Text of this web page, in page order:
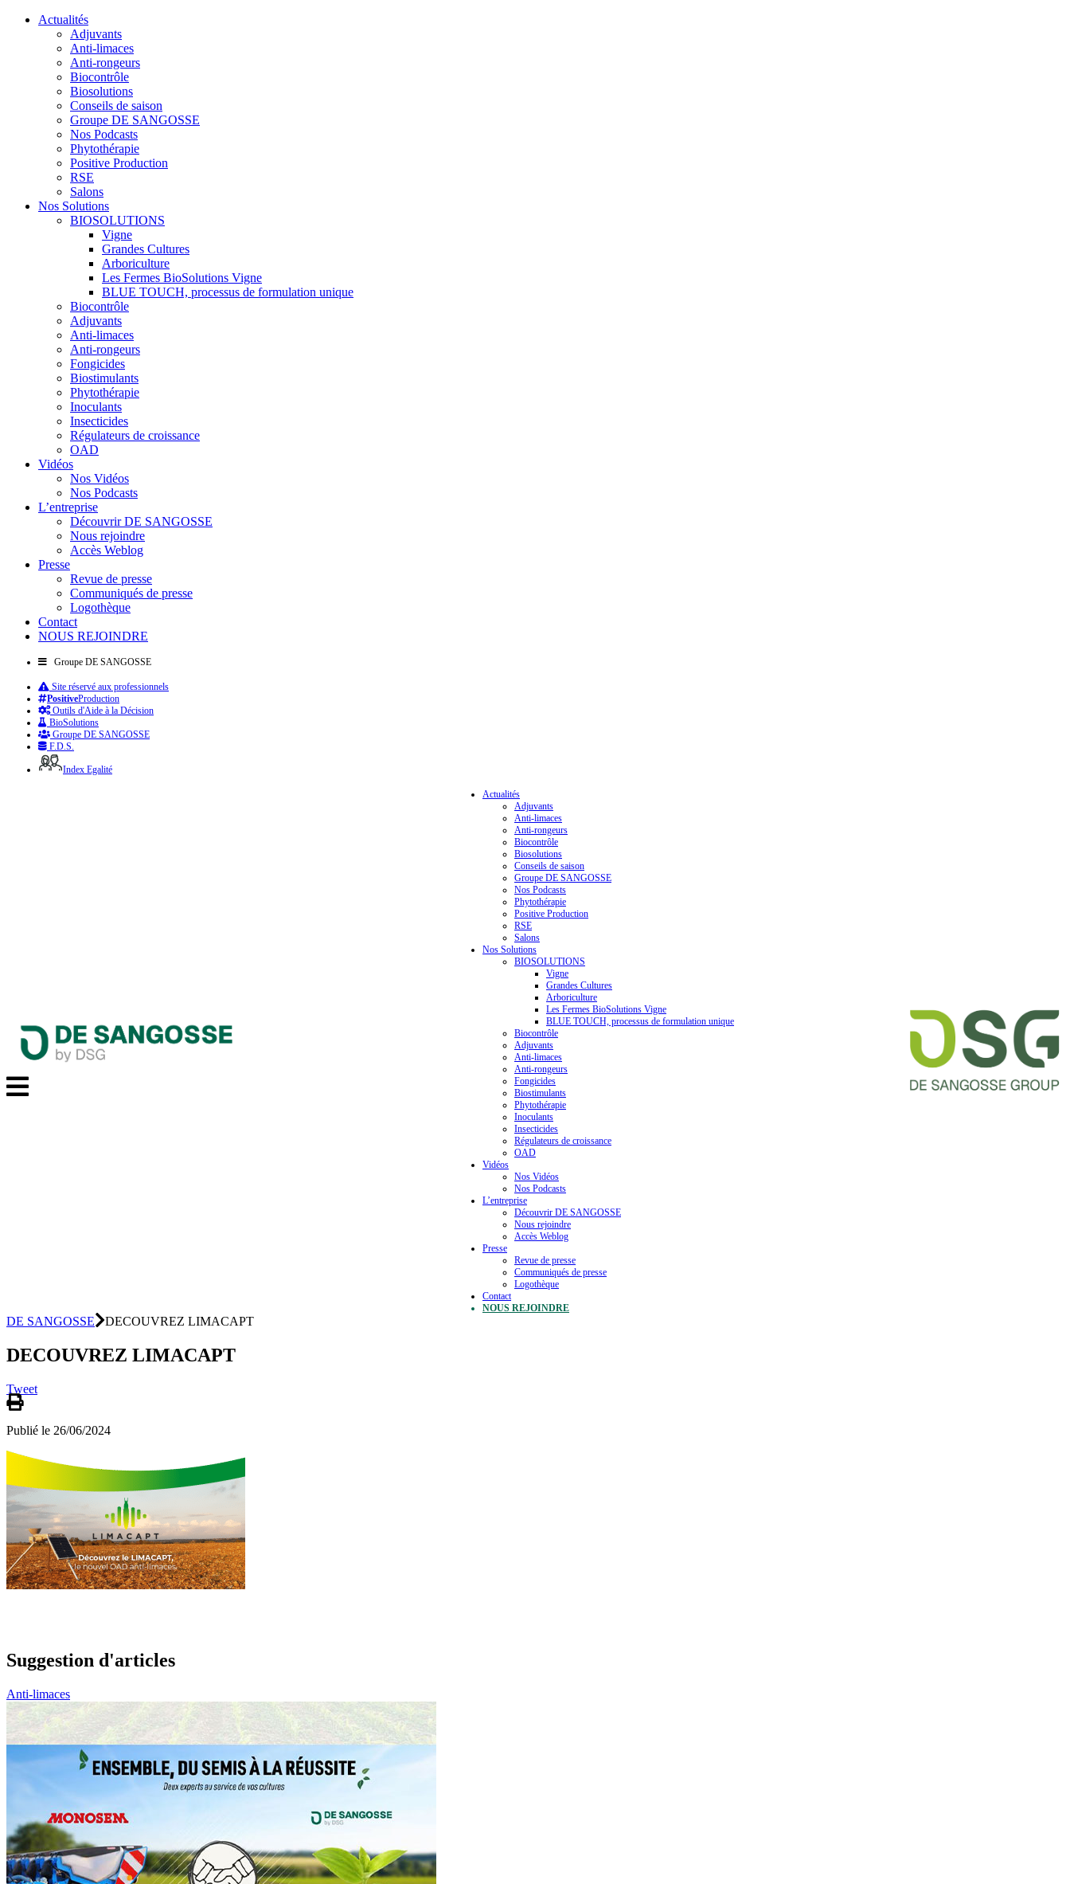
Actualités
Adjuvants
Anti-limaces
Anti-rongeurs
Biocontrôle
Biosolutions
Conseils de saison
Groupe DE SANGOSSE
Nos Podcasts
Phytothérapie
Positive Production
RSE
Salons
Nos Solutions
BIOSOLUTIONS
Vigne
Grandes Cultures
Arboriculture
Les Fermes BioSolutions Vigne
BLUE TOUCH, processus de formulation unique
Biocontrôle
Adjuvants
Anti-limaces
Anti-rongeurs
Fongicides
Biostimulants
Phytothérapie
Inoculants
Insecticides
Régulateurs de croissance
OAD
Vidéos
Nos Vidéos
Nos Podcasts
L’entreprise
Découvrir DE SANGOSSE
Nous rejoindre
Accès Weblog
Presse
Revue de presse
Communiqués de presse
Logothèque
Contact
NOUS REJOINDRE
Groupe DE SANGOSSE
Site réservé aux professionnels
PositiveProduction
Outils d'Aide à la Décision
BioSolutions
Groupe DE SANGOSSE
F.D.S.
Index Egalité
Actualités
Adjuvants
Anti-limaces
Anti-rongeurs
Biocontrôle
Biosolutions
Conseils de saison
Groupe DE SANGOSSE
Nos Podcasts
Phytothérapie
Positive Production
RSE
Salons
Nos Solutions
BIOSOLUTIONS
Vigne
Grandes Cultures
Arboriculture
Les Fermes BioSolutions Vigne
BLUE TOUCH, processus de formulation unique
Biocontrôle
Adjuvants
Anti-limaces
Anti-rongeurs
Fongicides
Biostimulants
Phytothérapie
Inoculants
Insecticides
Régulateurs de croissance
OAD
Vidéos
Nos Vidéos
Nos Podcasts
L’entreprise
Découvrir DE SANGOSSE
Nous rejoindre
Accès Weblog
Presse
Revue de presse
Communiqués de presse
Logothèque
Contact
NOUS REJOINDRE
DE SANGOSSE DECOUVREZ LIMACAPT
DECOUVREZ LIMACAPT
Tweet
Publié le 26/06/2024
Suggestion d'articles
Anti-limaces